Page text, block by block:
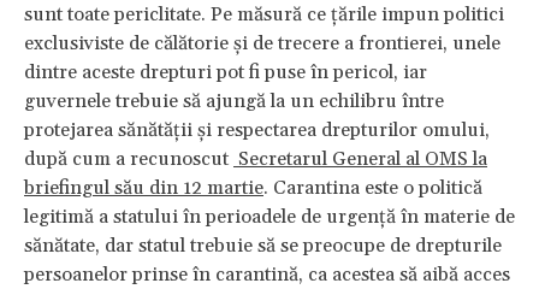
sunt toate periclitate. Pe măsură ce țările impun politici
exclusiviste de călătorie și de trecere a frontierei, unele
dintre aceste drepturi pot fi puse în pericol, iar
guvernele trebuie să ajungă la un echilibru între
protejarea sănătății și respectarea drepturilor omului,
după cum a recunoscut Secretarul General al OMS la
briefingul său din 12 martie. Carantina este o politică
legitimă a statului în perioadele de urgență în materie de
sănătate, dar statul trebuie să se preocupe de drepturile
persoanelor prinse în carantină, ca acestea să aibă acces